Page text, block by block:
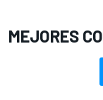
MEJORES